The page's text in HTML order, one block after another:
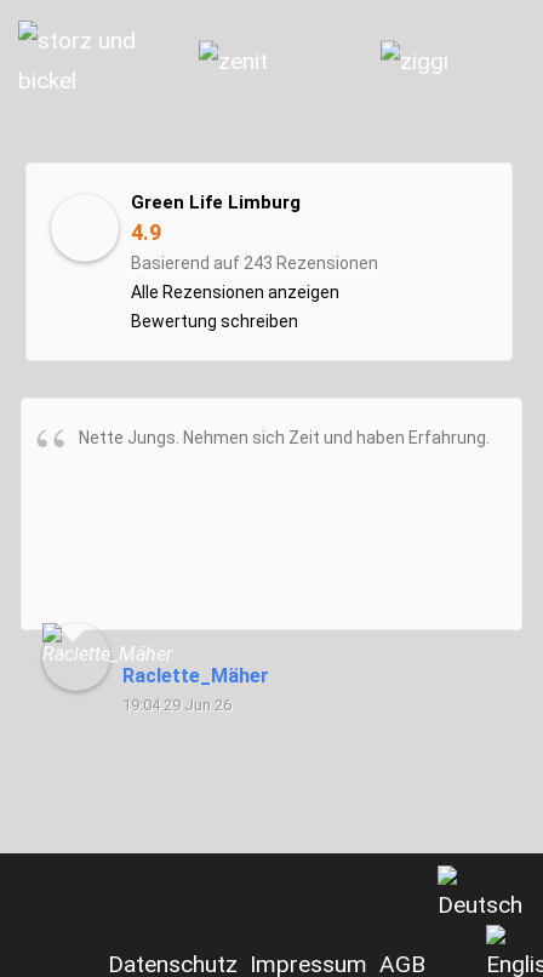
Green Life Limburg
4.9
Basierend auf 243 Rezensionen
Alle Rezensionen anzeigen
Bewertung schreiben
Nette Jungs. Nehmen sich Zeit und haben Erfahrung.
Raclette_Mäher
19:04 29 Jun 26
Datenschutz Impressum AGB